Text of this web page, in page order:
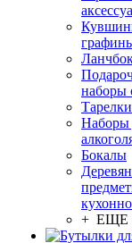
наборы
Тарелки
Наборы
Бокалы
+ ЕЩЕ